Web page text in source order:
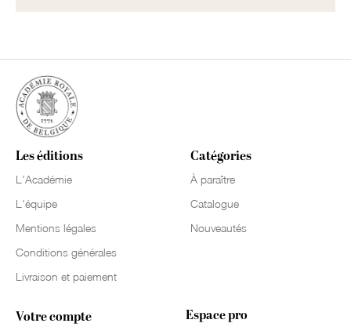
Les éditions
L'Académie
L'équipe
Mentions légales
Conditions générales
Livraison et paiement
Catégories
À paraître
Catalogue
Nouveautés
Votre compte Espace pro